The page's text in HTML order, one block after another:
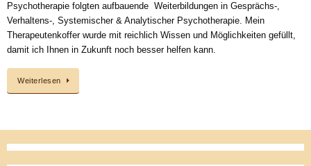
Psychotherapie folgten aufbauende Weiterbildungen in Gesprächs-,
Verhaltens-, Systemischer & Analytischer Psychotherapie. Mein
Therapeutenkoffer wurde mit reichlich Wissen und Möglichkeiten gefüllt,
damit ich Ihnen in Zukunft noch besser helfen kann.
Weiterlesen